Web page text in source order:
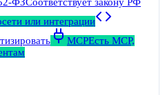
или интеграции
MCPЕсть MCP,